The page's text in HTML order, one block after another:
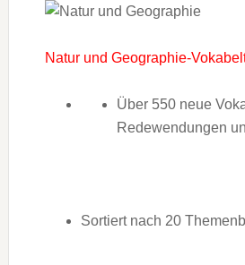
Natur und Geographie-
Über 550 neue
Redewendungen
Sortiert nach 20